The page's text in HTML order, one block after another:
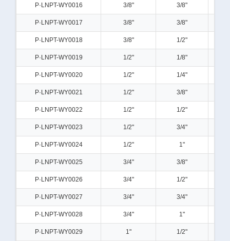
P·LNPT-WY0016 3/8" 3/8"
P·LNPT-WY0017 3/8" 3/8"
P·LNPT-WY0018 3/8" 1/2"
P·LNPT-WY0019 1/2" 1/8"
P·LNPT-WY0020 1/2" 1/4"
P·LNPT-WY0021 1/2" 3/8"
P·LNPT-WY0022 1/2" 1/2"
P·LNPT-WY0023 1/2" 3/4"
P·LNPT-WY0024 1/2" 1"
P·LNPT-WY0025 3/4" 3/8"
P·LNPT-WY0026 3/4" 1/2"
P·LNPT-WY0027 3/4" 3/4"
P·LNPT-WY0028 3/4" 1"
P·LNPT-WY0029 1" 1/2"